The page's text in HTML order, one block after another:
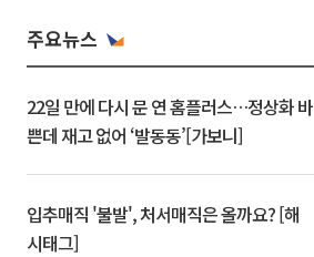
주요뉴스
22일 만에 다시 문 연 홈플러스…정상화 바
쁜데 재고 없어 ‘발동동’[가보니]
입추매직 '불발', 처서매직은 올까요? [해
시태그]